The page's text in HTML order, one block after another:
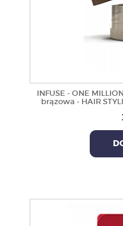
INFUSE - ONE
brązowa - HAIR